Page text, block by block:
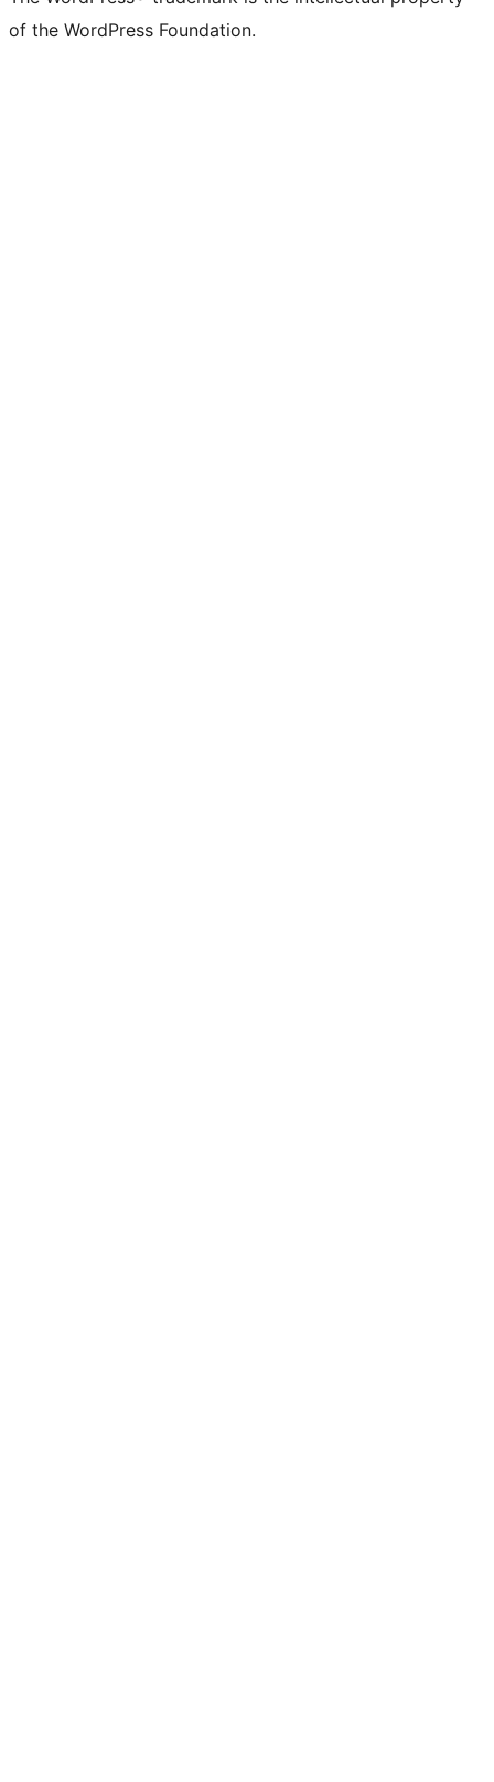
of the WordPress Foundation.